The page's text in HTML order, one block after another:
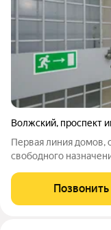
Волжский, проспект
Первая линия домов,
свободного
Позвонить